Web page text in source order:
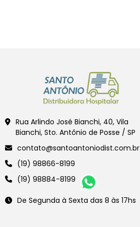
Rua Arlindo José Bianchi, 40, Vila
Bianchi, Sto. Antônio de Posse / SP
contato@santoantoniodist.com.br
(19) 98866-8199
(19) 98884-8199
De Segunda à Sexta das 8 às 17hs